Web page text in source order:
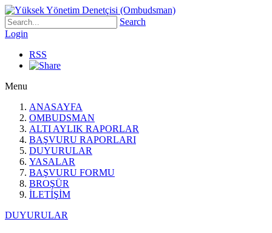
Search
Login
RSS
Menu
ANASAYFA
OMBUDSMAN
ALTI AYLIK RAPORLAR
BAŞVURU RAPORLARI
DUYURULAR
YASALAR
BAŞVURU FORMU
BROŞÜR
İLETİŞİM
DUYURULAR